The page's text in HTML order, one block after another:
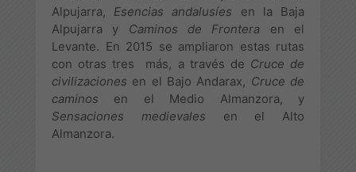
Alpujarra, Esencias andalusíes en la Baja
Alpujarra y Caminos de Frontera en el
Levante. En 2015 se ampliaron estas rutas
con otras tres más, a través de Cruce de
civilizaciones en el Bajo Andarax, Cruce de
caminos en el Medio Almanzora, y
Sensaciones medievales en el Alto
Almanzora.